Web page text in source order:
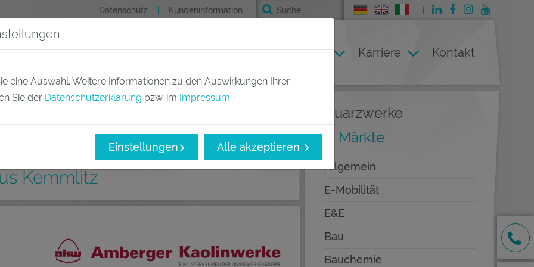
DeutschEnglishItalienisch
Datenschutz Kundeninformation
Produkte Märkte(current)Unternehmen Karriere Kontakt
Kemmlitz
Quarzwerke
Märkte
Allgemein
E-Mobilität
E&E
Bau
Bauchemie
eine Auswahl. Weitere Informationen zu den Auswirkungen Ihrer
Sie der Datenschutzerklärung bzw. im Impressum.
Einstellungen Alle akzeptieren